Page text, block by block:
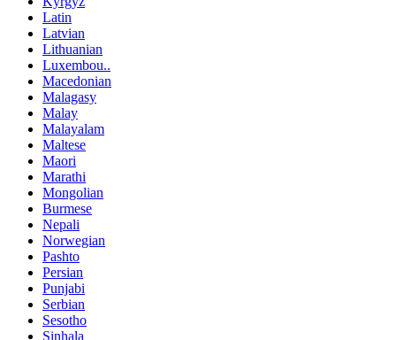
Latin
Latvian
Lithuanian
Luxembou..
Macedonian
Malagasy
Malay
Malayalam
Maltese
Maori
Marathi
Mongolian
Burmese
Nepali
Norwegian
Pashto
Persian
Punjabi
Serbian
Sesotho
Sinhala